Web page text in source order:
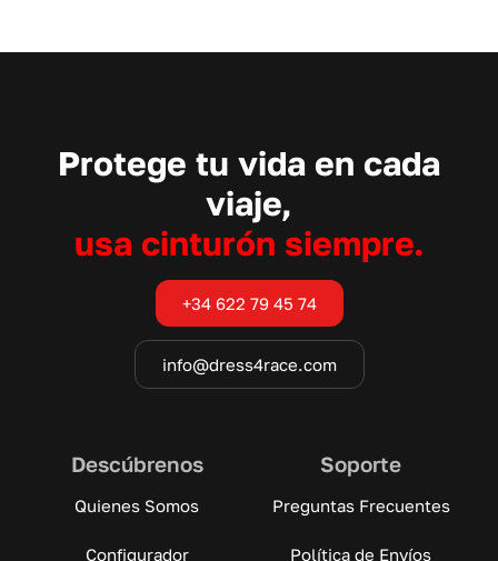
Protege tu vida en cada
viaje,
usa cinturón siempre.
+34 622 79 45 74
info@dress4race.com
Descúbrenos
Quienes Somos
Configurador
Soporte
Preguntas Frecuentes
Política de Envíos